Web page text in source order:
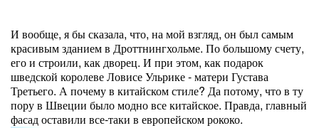
И вообще, я бы сказала, что, на мой взгляд, он был самым
красивым зданием в Дроттнингхольме. По большому счету,
его и строили, как дворец. И при этом, как подарок
шведской королеве Ловисе Ульрике - матери Густава
Третьего. А почему в китайском стиле? Да потому, что в ту
пору в Швеции было модно все китайское. Правда, главный
фасад оставили все-таки в европейском рококо.